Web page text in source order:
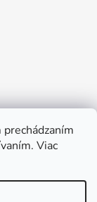
Viac